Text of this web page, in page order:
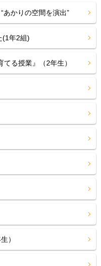
かりの空間を演出”
(1年2組)
る授業』（2年生）
）